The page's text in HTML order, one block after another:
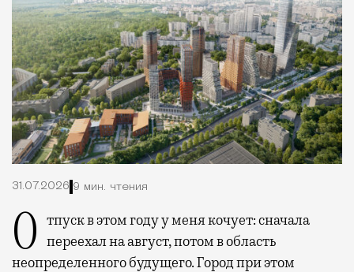
31.07.2026 9 мин. чтения
Отпуск в этом году у меня кочует: сначала переехал на август, потом в область
неопределенного будущего. Город при этом